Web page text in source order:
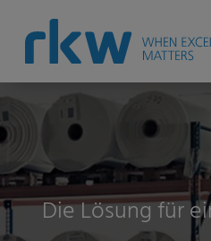
Die Lösung für